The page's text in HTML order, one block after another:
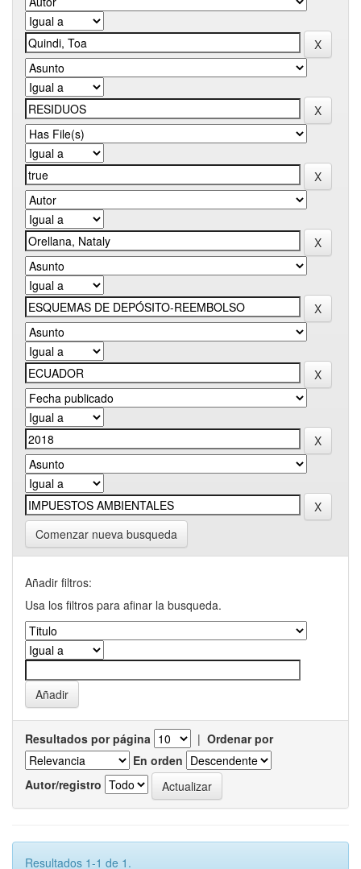
Comenzar nueva busqueda
Añadir filtros:
Usa los filtros para afinar la busqueda.
Resultados por página | Ordenar por
En orden
Autor/registro
Resultados 1-1 de 1.